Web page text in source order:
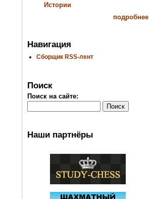
Истории
подробнее
Навигация
Сборщик RSS-лент
Поиск
Поиск на сайте:
Наши партнёры